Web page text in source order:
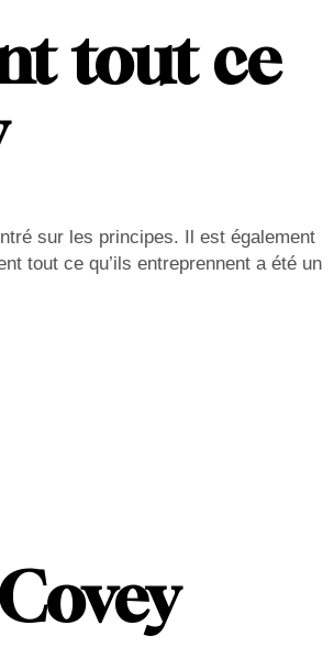
tout ce
sur les principes. Il est également
tout ce qu’ils entreprennent a été un